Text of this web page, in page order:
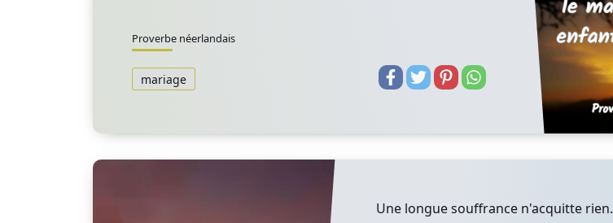
Proverbe néerlandais
mariage
Une longue souffrance n'acquitte rien.